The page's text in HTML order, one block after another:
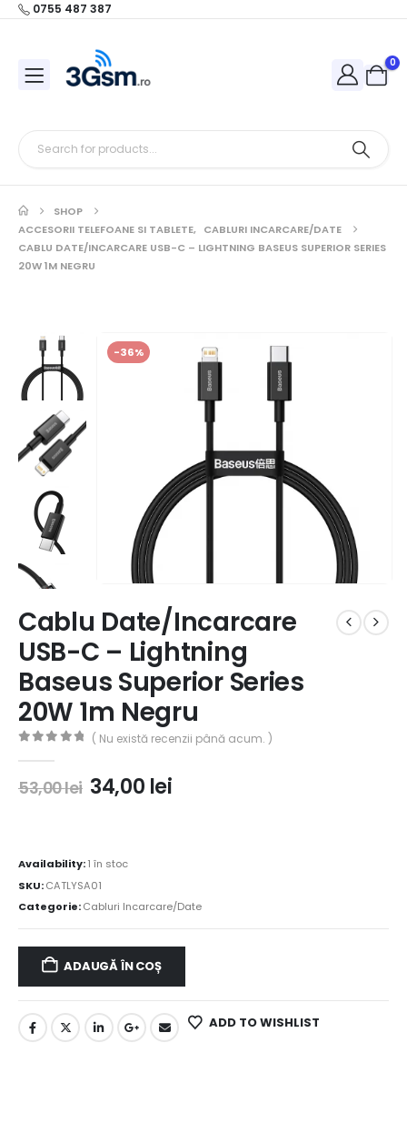
0755 487 387
0
SHOP
ACCESORII TELEFOANE SI TABLETE, CABLURI INCARCARE/DATE
CABLU DATE/INCARCARE USB-C – LIGHTNING BASEUS SUPERIOR SERIES
20W 1M NEGRU
-36%
Cablu Date/Incarcare
USB-C – Lightning
Baseus Superior Series
20W 1m Negru
( Nu există recenzii până acum. )
53,00lei 34,00 lei
Availability:1 în stoc
SKU:CATLYSA01
Categorie:Cabluri Incarcare/Date
ADAUGĂ ÎN COȘ
ADD TO WISHLIST